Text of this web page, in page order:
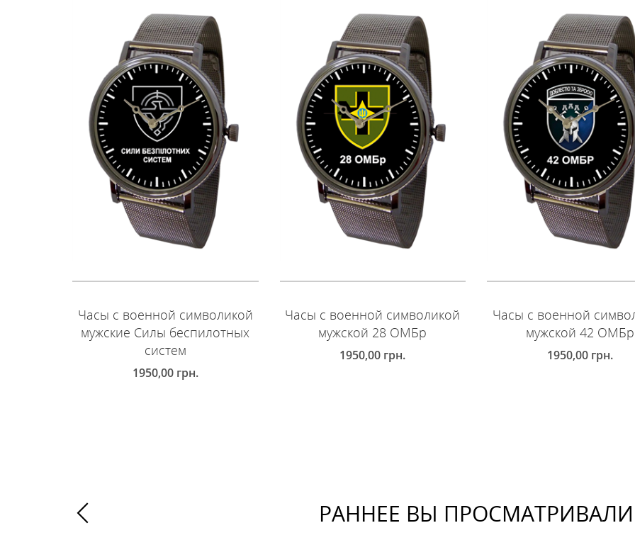
Часы с военной символикой
мужские Силы беспилотных
систем
1950,00 грн.
Часы с военной символикой
мужской 28 ОМБр
1950,00 грн.
Часы с военной
мужской 42 ОМБр
1950,00 грн.
РАННЕЕ ВЫ ПРОСМАТРИВАЛИ